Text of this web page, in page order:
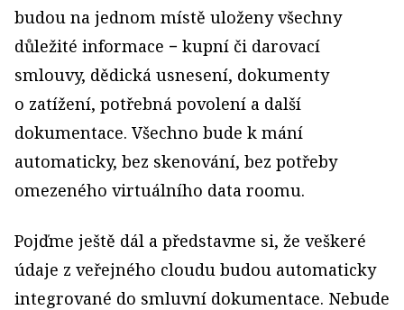
budou na jednom místě uloženy všechny
důležité informace − kupní či darovací
smlouvy, dědická usnesení, dokumenty
o zatížení, potřebná povolení a další
dokumentace. Všechno bude k mání
automaticky, bez skenování, bez potřeby
omezeného virtuálního data roomu.
Pojďme ještě dál a představme si, že veškeré
údaje z veřejného cloudu budou automaticky
integrované do smluvní dokumentace. Nebude